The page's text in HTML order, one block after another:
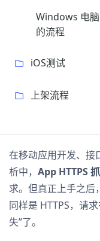
Windows 电
的流程
iOS测试
上架流程
在移动应用开发、接
析中， App HTTPS
求。但真正上手之后
同样是 HTTPS，请
失”了。